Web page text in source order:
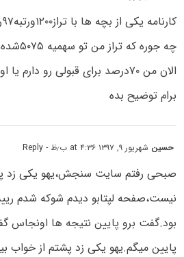
چه جوره که تراز من تو سهمیه ۵۰۷۵شده و رتبه ام شده۱۱۶
الان من ۷۰درصد برای قبولی رو
برام توضیح بده
حسین شهریور ۹, ۱۳۹۷ at ۴:۳۶ ب٫ظ - Reply
صبحی رفتم سایت سنجش،یهو یکی زد
نیست،صفحه لپتابو دیدم شوکه شدم
بود.گفت برو پایین نتیجه ها اونجاس
پایین میگم.یهو یکی زد پشتم از خواب